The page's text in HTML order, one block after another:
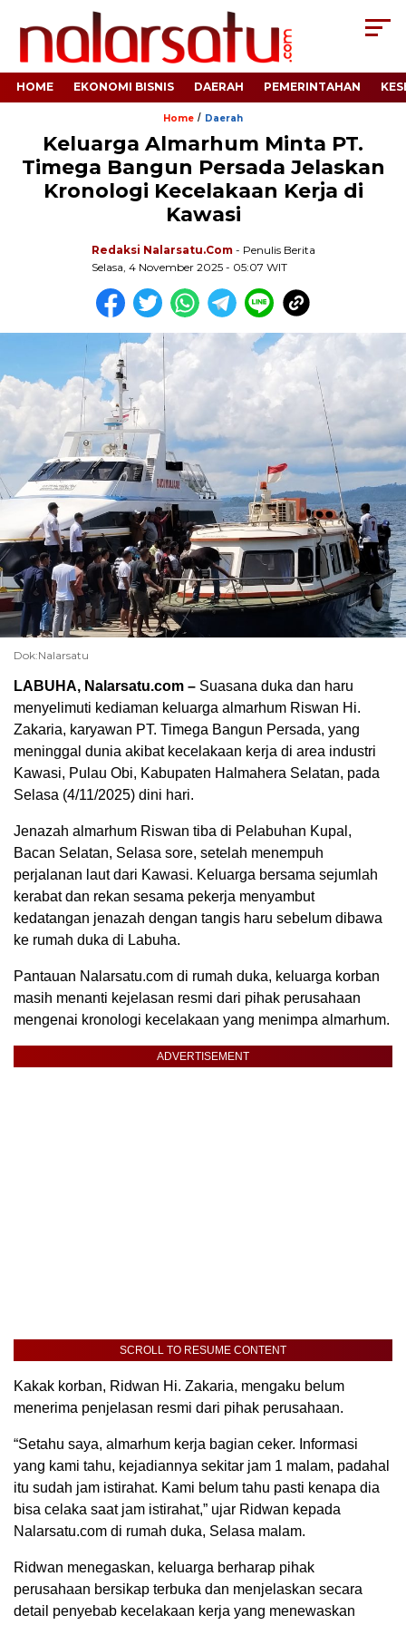
HOME EKONOMI BISNIS DAERAH PEMERINTAHAN
Home / Daerah
Keluarga Almarhum Minta PT.
Timega Bangun Persada Jelaskan
Kronologi Kecelakaan Kerja di
Kawasi
Redaksi Nalarsatu.com - Penulis Berita
Selasa, 4 November 2025 - 05:07 WIT
Dok:Nalarsatu
LABUHA, Nalarsatu.com – Suasana duka dan haru
menyelimuti kediaman keluarga almarhum Riswan Hi.
Zakaria, karyawan PT. Timega Bangun Persada, yang
meninggal dunia akibat kecelakaan kerja di area industri
Kawasi, Pulau Obi, Kabupaten Halmahera Selatan, pada
Selasa (4/11/2025) dini hari.
Jenazah almarhum Riswan tiba di Pelabuhan Kupal,
Bacan Selatan, Selasa sore, setelah menempuh
perjalanan laut dari Kawasi. Keluarga bersama sejumlah
kerabat dan rekan sesama pekerja menyambut
kedatangan jenazah dengan tangis haru sebelum dibawa
ke rumah duka di Labuha.
Pantauan Nalarsatu.com di rumah duka, keluarga korban
masih menanti kejelasan resmi dari pihak perusahaan
mengenai kronologi kecelakaan yang menimpa almarhum.
ADVERTISEMENT
SCROLL TO RESUME CONTENT
Kakak korban, Ridwan Hi. Zakaria, mengaku belum
menerima penjelasan resmi dari pihak perusahaan.
“Setahu saya, almarhum kerja bagian ceker. Informasi
yang kami tahu, kejadiannya sekitar jam 1 malam, padahal
itu sudah jam istirahat. Kami belum tahu pasti kenapa dia
bisa celaka saat jam istirahat,” ujar Ridwan kepada
Nalarsatu.com di rumah duka, Selasa malam.
Ridwan menegaskan, keluarga berharap pihak
perusahaan bersikap terbuka dan menjelaskan secara
detail penyebab kecelakaan kerja yang menewaskan